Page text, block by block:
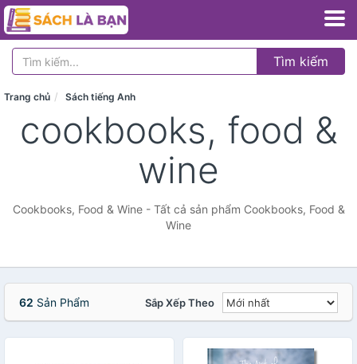
Tìm kiếm
Trang chủ Sách tiếng Anh
cookbooks, food &
wine
Cookbooks, Food & Wine - Tất cả sản phẩm Cookbooks, Food &
Wine
62 Sản Phẩm Sắp Xếp Theo